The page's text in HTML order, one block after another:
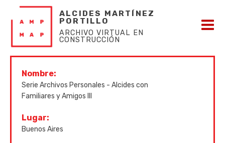
ALCIDES MARTÍNEZ
PORTILLO
ARCHIVO VIRTUAL EN
CONSTRUCCIÓN
Nombre:
Serie Archivos Personales - Alcides con
Familiares y Amigos III
Lugar:
Buenos Aires